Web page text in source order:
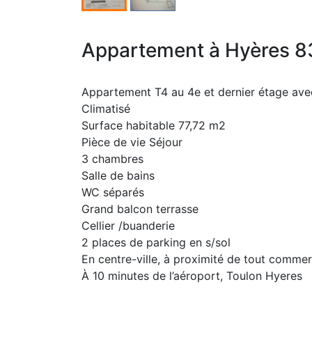
Appartement à Hyères
Appartement T4 au 4e et dernier étage
Climatisé
Surface habitable 77,72 m2
Pièce de vie Séjour
3 chambres
Salle de bains
WC séparés
Grand balcon terrasse
Cellier /buanderie
2 places de parking en s/sol
En centre-ville, à proximité de tout
À 10 minutes de l’aéroport, Toulon Hyeres